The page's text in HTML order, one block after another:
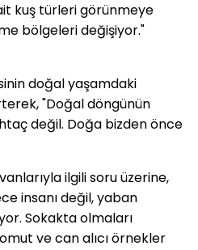
kuş türleri görünmeye
bölgeleri değişiyor."
doğal yaşamdaki
"Doğal döngünün
değil. Doğa bizden önce
ilgili soru üzerine,
insanı değil, yaban
Sokakta olmaları
ve can alıcı örnekler